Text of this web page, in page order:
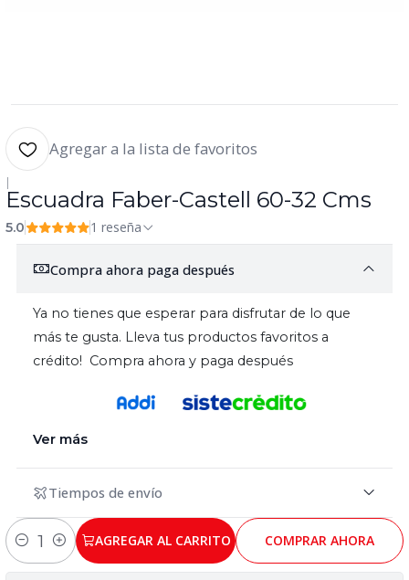
Agregar a la lista de favoritos
|
Escuadra Faber-Castell 60-32 Cms
5.0 1 reseña
Compra ahora paga después
Ya no tienes que esperar para disfrutar de lo que
más te gusta. Lleva tus productos favoritos a
crédito! Compra ahora y paga después
Ver más
Tiempos de envío
Cantidad
AGREGAR AL CARRITO COMPRAR AHORA